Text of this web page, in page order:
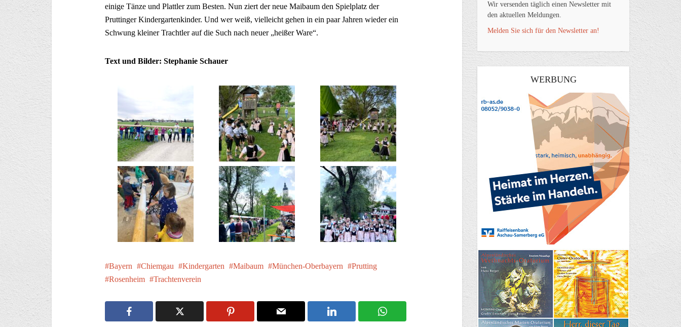
einige Tänze und Plattler zum Besten. Nun ziert der neue Maibaum den Spielplatz der
Pruttinger Kindergartenkinder. Und wer weiß, vielleicht gehen in ein paar Jahren wieder ein
Schwung kleiner Trachtler auf die Such nach neuer „heißer Ware“.
Text und Bilder: Stephanie Schauer
Bayern Chiemgau Kindergarten Maibaum München-Oberbayern
Prutting
Rosenheim
Trachtenverein
Wir versenden täglich einen Newsletter mit
den aktuellen Meldungen.
Melden Sie sich für den Newsletter an!
WERBUNG